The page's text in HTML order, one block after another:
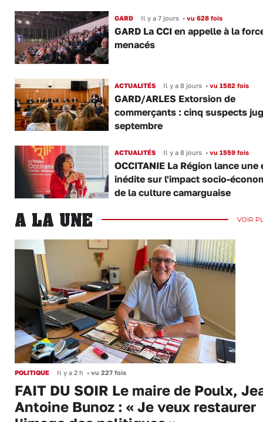
GARD Il y a 7 jours •vu 628 fois
GARD La CCI en appelle à la
menacés
ACTUALITÉS Il y a 8 jours •vu 1582 fois
GARD/ARLES Extorsion de
commerçants : cinq suspects
septembre
ACTUALITÉS Il y a 8 jours •vu 1559 fois
OCCITANIE La Région lance une
inédite sur l'impact socio-
de la culture camarguaise
A LA UNE VOIR
POLITIQUE Il y a 2 h • vu 227 fois
FAIT DU SOIR Le maire de Poulx,
Antoine Bunoz : « Je veux restaurer